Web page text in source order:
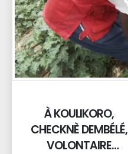
À KOULIKORO,
CHECKNÈ DEMBÉLÉ,
VOLONTAIRE